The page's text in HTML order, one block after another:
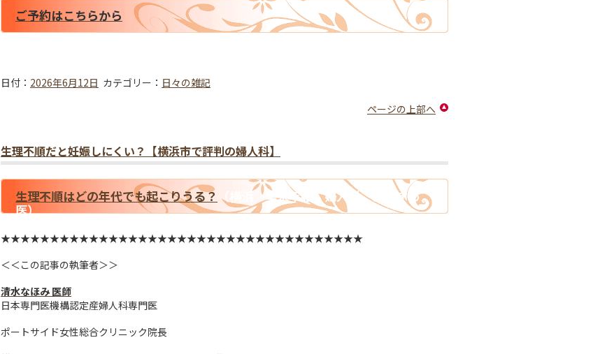
ご予約はこちらから
日付： 2026年6月12日 カテゴリー： 日々の雑記
ページの上部へ
生理不順だと妊娠しにくい？【横浜市で評判の婦人科】
生理不順はどの年代でも起こりうる？ （横浜 年末年始 婦人科 おすすめ 女
医）
★★★★★★★★★★★★★★★★★★★★★★★★★★★★★★★★★★★★★
＜＜この記事の執筆者＞＞
清水なほみ 医師
日本専門医機構認定産婦人科専門医
ポートサイド女性総合クリニック院長